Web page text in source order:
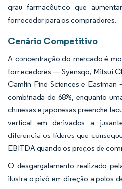
grau farmacêutico que
fornecedor para os compradores.
Cenário Competitivo
A concentração do mercado é
fornecedores — Syensqo, Mitsui
Camlin Fine Sciences e
combinada de 68%, enquanto
chinesas e japonesas preenche
vertical em derivados a
diferencia os líderes que
EBITDA quando os preços de
O desgargalamento realizado
ilustra o pivô em direção a polos